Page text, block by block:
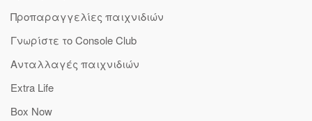
Προπαραγγελίες παιχνιδιών
Γνωρίστε το Console Club
Ανταλλαγές παιχνιδιών
Extra Life
Box Now